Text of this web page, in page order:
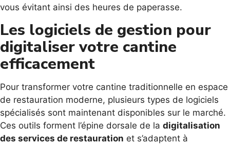
vous évitant ainsi des heures de paperasse.
Les logiciels de gestion pour
digitaliser votre cantine
efficacement
Pour transformer votre cantine traditionnelle en espace
de restauration moderne, plusieurs types de logiciels
spécialisés sont maintenant disponibles sur le marché.
Ces outils forment l’épine dorsale de la digitalisation
des services de restauration et s’adaptent à